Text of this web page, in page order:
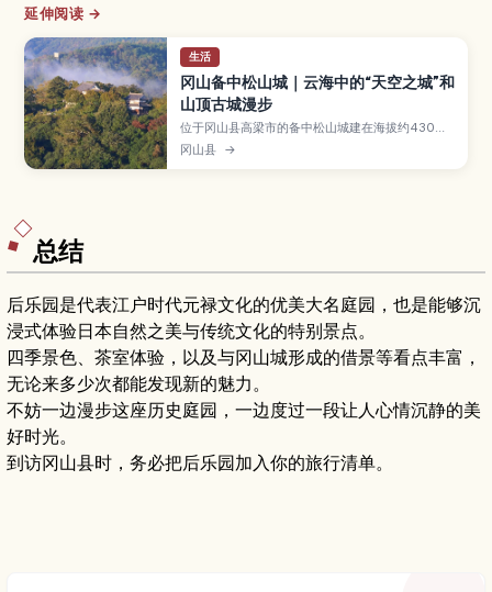
延伸阅读 →
生活
冈山备中松山城｜云海中的“天空之城”和
山顶古城漫步
位于冈山县高梁市的备中松山城建在海拔约430米
的山顶，是现存12天守之一，以秋冬时被云海环
绕、宛如“天空之城”的景色而闻名。本文将介绍观
冈山县 →
总结
后乐园是代表江户时代元禄文化的优美大名庭园，也是能够沉
浸式体验日本自然之美与传统文化的特别景点。
四季景色、茶室体验，以及与冈山城形成的借景等看点丰富，
无论来多少次都能发现新的魅力。
不妨一边漫步这座历史庭园，一边度过一段让人心情沉静的美
好时光。
到访冈山县时，务必把后乐园加入你的旅行清单。